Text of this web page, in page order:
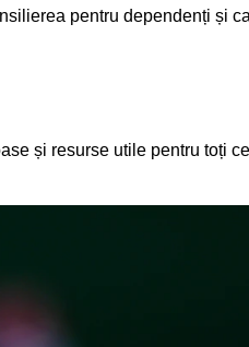
pentru dependenți și
și resurse utile pentru toți